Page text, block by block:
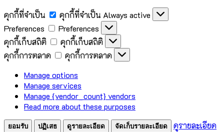
คุกกี้ที่จำเป็น คุกกี้ที่จำเป็น Always active
Preferences
Preferences
คุกกี้เก็บสถิติ
คุกกี้เก็บสถิติ
คุกกี้การตลาด
คุกกี้การตลาด
Manage options
Manage services
Manage {vendor_count} vendors
Read more about these purposes
ยอมรับ ปฏิเสธ ดูรายละเอียด จัดเก็บรายละเอียด
ดูรายละเอียด